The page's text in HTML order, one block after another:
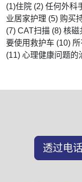
(1)住院 (2) 任何外科
业居家护理 (5) 购买
(7) CAT扫描 (8) 核
要使用救护车 (10)
(11) 心理健康问题的
透过电